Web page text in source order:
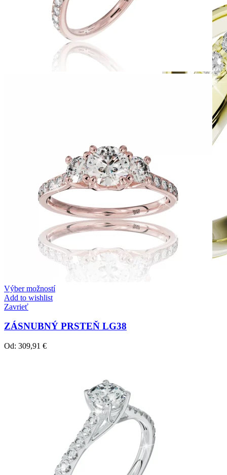
Zásnubné prstne z kolekcie Crown Beauty.
Výber možností
Add to wishlist
Zavrieť
ZÁSNUBNÝ PRSTEŇ LG38
Od: 309,91 €